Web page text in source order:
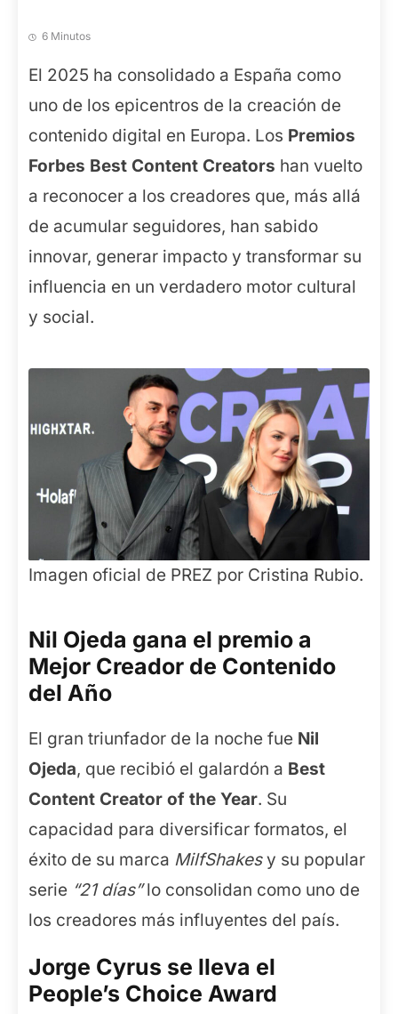
6 Minutos
El 2025 ha consolidado a España como
uno de los epicentros de la creación de
contenido digital en Europa. Los Premios
Forbes Best Content Creators han vuelto
a reconocer a los creadores que, más allá
de acumular seguidores, han sabido
innovar, generar impacto y transformar su
influencia en un verdadero motor cultural
y social.
Imagen oficial de PREZ por Cristina Rubio.
Nil Ojeda gana el premio a
Mejor Creador de Contenido
del Año
El gran triunfador de la noche fue Nil
Ojeda, que recibió el galardón a Best
Content Creator of the Year. Su
capacidad para diversificar formatos, el
éxito de su marca MilfShakesy su popular
serie “21 días”lo consolidan como uno de
los creadores más influyentes del país.
Jorge Cyrus se lleva el
People’s Choice Award